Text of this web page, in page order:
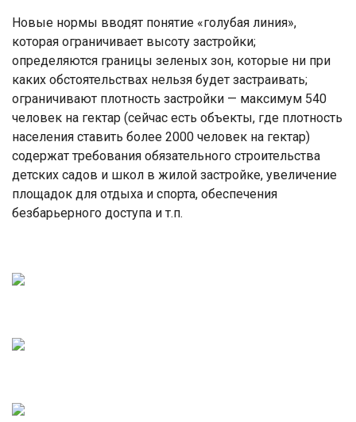
Новые нормы вводят понятие «голубая линия»,
которая ограничивает высоту застройки;
определяются границы зеленых зон, которые ни при
каких обстоятельствах нельзя будет застраивать;
ограничивают плотность застройки — максимум 540
человек на гектар (сейчас есть объекты, где плотность
населения ставить более 2000 человек на гектар)
содержат требования обязательного строительства
детских садов и школ в жилой застройке, увеличение
площадок для отдыха и спорта, обеспечения
безбарьерного доступа и т.п.